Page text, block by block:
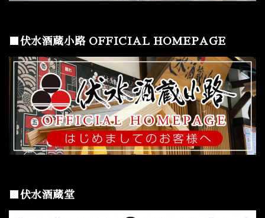
■伏水酒蔵小路 OFFICIAL HOMEPAGE
■伏水酒蔵堂